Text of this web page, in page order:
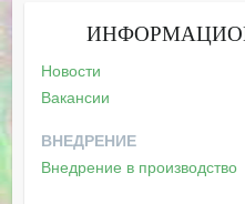
Новости
Вакансии
ВНЕДРЕНИЕ
Внедрение в производство